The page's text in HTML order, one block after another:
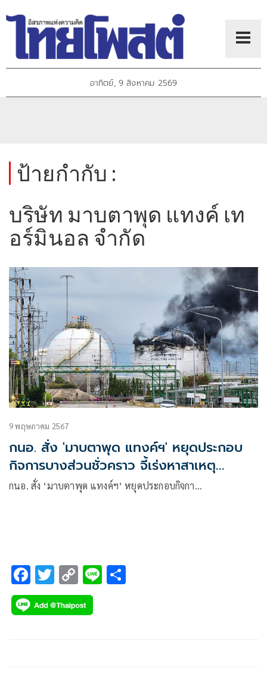
อาทิตย์, 9 สิงหาคม 2569
ป้ายกำกับ :
บริษัท มาบตาพุด แทงค์ เท
อร์มินอล จำกัด
9 พฤษภาคม 2567
กนอ. สั่ง 'มาบตาพุด แทงค์ฯ' หยุดประกอบ
กิจการบางส่วนชั่วคราว จี้เร่งหาสาเหตุ
อุบัติเหตุ!
กนอ. สั่ง ‘มาบตาพุด แทงค์ฯ’ หยุดประกอบกิจกา…
F
ac
e
T
wi
tt
C
o
p
Li